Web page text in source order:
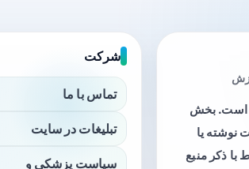
است. بخش
نوشته یا
با ذکر منبع
شرکت
تماس با ما
تبلیغات در سایت
سیاست پزشکی و